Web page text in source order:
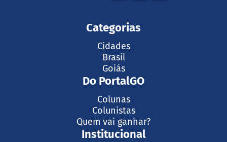
Categorias
Cidades
Brasil
Goiás
Do PortalGO
Colunas
Colunistas
Quem vai ganhar?
Institucional